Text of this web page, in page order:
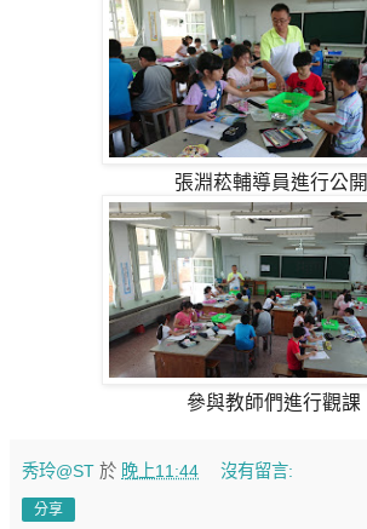
張淵菘輔導員進行公開
參與教師們進行觀課
秀玲@ST 於 晚上11:44 沒有留言:
分享